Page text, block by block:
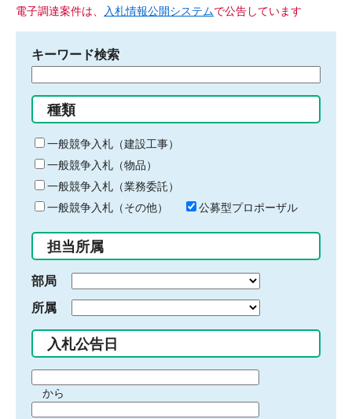
電子調達案件は、 入札情報公開システムで公告しています
キーワード検索
る
キ
ー
ワ
ー
ド
入
力
種類
一般競争入札（建設工事）
一般競争入札（物品）
一般競争入札（業務委託）
一般競争入札（その他）
公募型プロポーザル
担当所属
部局
所属
入札公告日
間から